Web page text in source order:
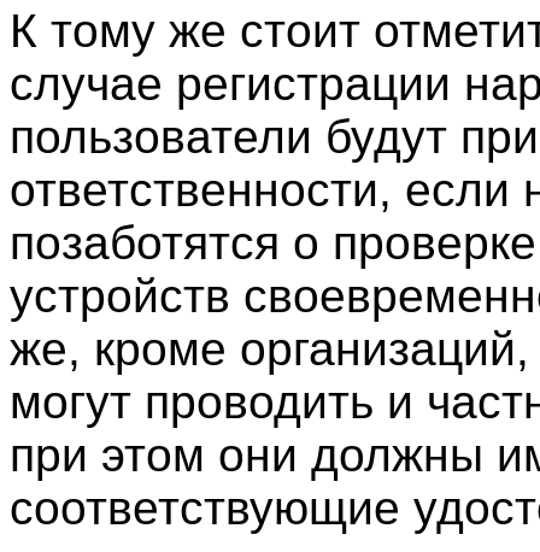
К тому же стоит
случае регистрации
пользователи будут
ответственности, если
позаботятся о
устройств
же, кроме организаций,
могут проводить и
при этом они должны
соответствующие